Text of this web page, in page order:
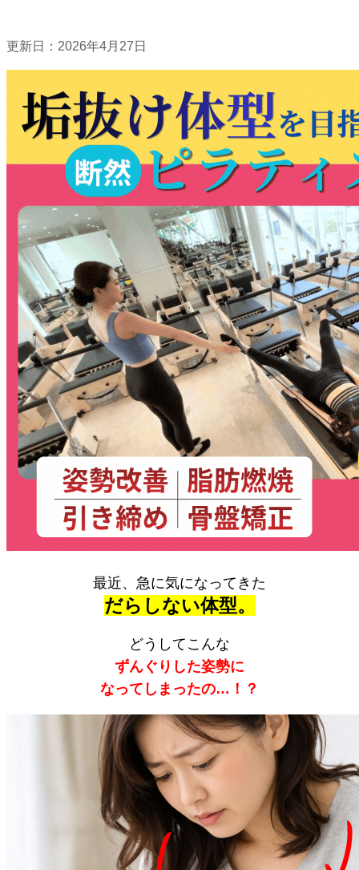
更新日： 2026年4月27日
最近、急に気になってきた
だらしない体型。
どうしてこんな
ずんぐりした姿勢に
なってしまったの…！？